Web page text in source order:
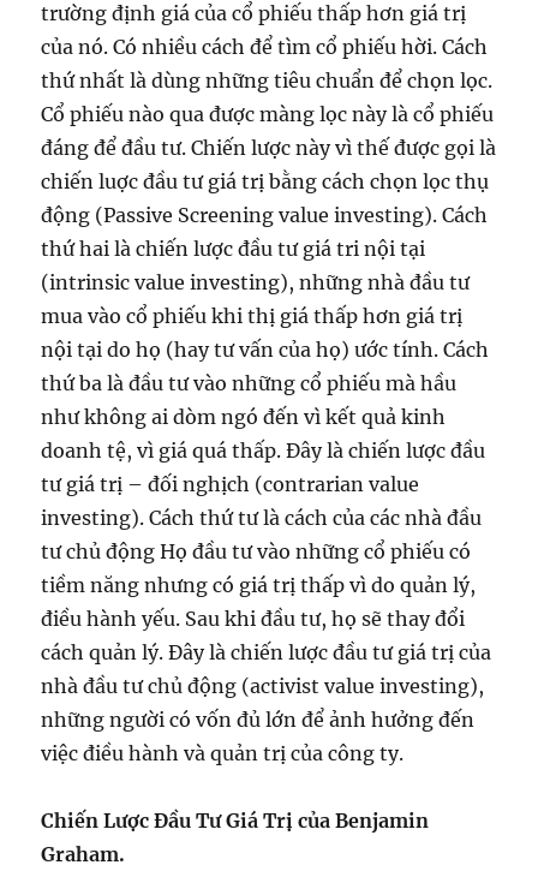
trường định giá của cổ phiếu thấp hơn giá trị
của nó. Có nhiều cách để tìm cổ phiếu hời. Cách
thứ nhất là dùng những tiêu chuẩn để chọn lọc.
Cổ phiếu nào qua được màng lọc này là cổ phiếu
đáng để đầu tư. Chiến lược này vì thế được gọi là
chiến luợc đầu tư giá trị bằng cách chọn lọc thụ
động (Passive Screening value investing). Cách
thứ hai là chiến lược đầu tư giá tri nội tại
(intrinsic value investing), những nhà đầu tư
mua vào cổ phiếu khi thị giá thấp hơn giá trị
nội tại do họ (hay tư vấn của họ) ước tính. Cách
thứ ba là đầu tư vào những cổ phiếu mà hầu
như không ai dòm ngó đến vì kết quả kinh
doanh tệ, vì giá quá thấp. Đây là chiến lược đầu
tư giá trị – đối nghịch (contrarian value
investing). Cách thứ tư là cách của các nhà đầu
tư chủ động Họ đầu tư vào những cổ phiếu có
tiềm năng nhưng có giá trị thấp vì do quản lý,
điều hành yếu. Sau khi đầu tư, họ sẽ thay đổi
cách quản lý. Đây là chiến lược đầu tư giá trị của
nhà đầu tư chủ động (activist value investing),
những người có vốn đủ lớn để ảnh hưởng đến
việc điều hành và quản trị của công ty.
Chiến Lược Đầu Tư Giá Trị của Benjamin
Graham.